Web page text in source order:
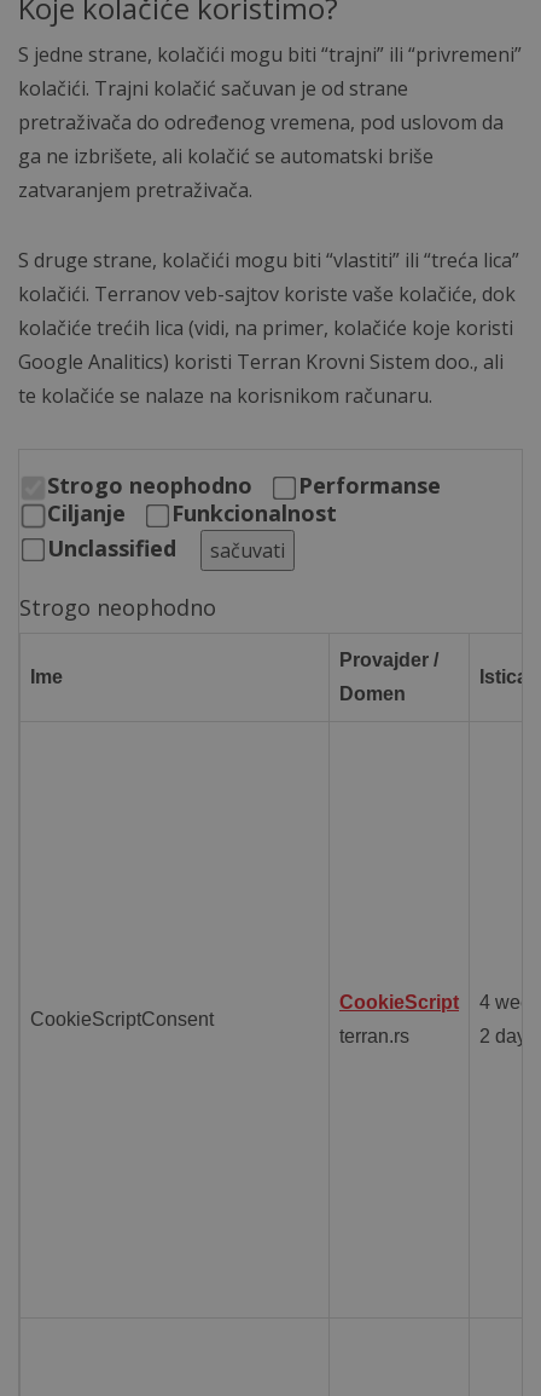
Koje kolačiće koristimo?
S jedne strane, kolačići mogu biti “trajni” ili “privremeni”
kolačići. Trajni kolačić sačuvan je od strane
pretraživača do određenog vremena, pod uslovom da
ga ne izbrišete, ali kolačić se automatski briše
zatvaranjem pretraživača.
S druge strane, kolačići mogu biti “vlastiti” ili “treća lica”
kolačići. Terranov veb-sajtov koriste vaše kolačiće, dok
kolačiće trećih lica (vidi, na primer, kolačiće koje koristi
Google Analitics) koristi Terran Krovni Sistem doo., ali
te kolačiće se nalaze na korisnikom računaru.
Strogo neophodno
Performanse
Ciljanje
Funkcionalnost
Unclassified
sačuvati
Strogo neophodno
Ime
Provajder /
Domen
CookieScriptConsent
CookieScript
terran.rs
4
2 days